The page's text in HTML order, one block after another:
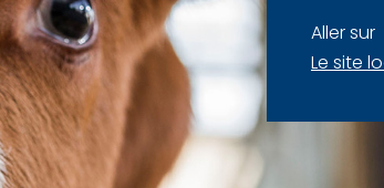
Aller sur
Le site